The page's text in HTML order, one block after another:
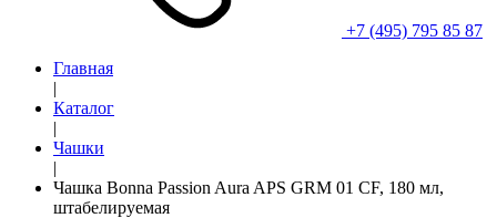
+7 (495) 795 85 87
Главная
|
Каталог
|
Чашки
|
Чашка Bonna Passion Aura APS GRM 01 CF, 180 мл,
штабелируемая